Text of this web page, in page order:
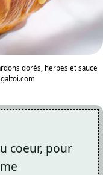
dorés, herbes et sauce
coeur, pour